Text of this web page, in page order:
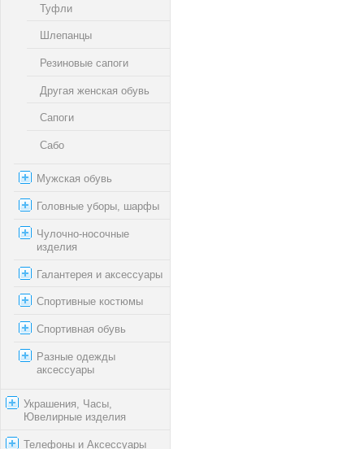
Туфли
Шлепанцы
Резиновые сапоги
Другая женская обувь
Сапоги
Сабо
Мужская обувь
Головные уборы, шарфы
Чулочно-носочные
изделия
Галантерея и аксессуары
Спортивные костюмы
Спортивная обувь
Разные одежды
аксессуары
Украшения, Часы,
Ювелирные изделия
Телефоны и Аксессуары